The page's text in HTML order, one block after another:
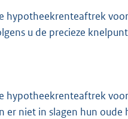
hypotheekrenteaftrek
u de precieze
hypotheekrenteaftrek
er niet in slagen hun